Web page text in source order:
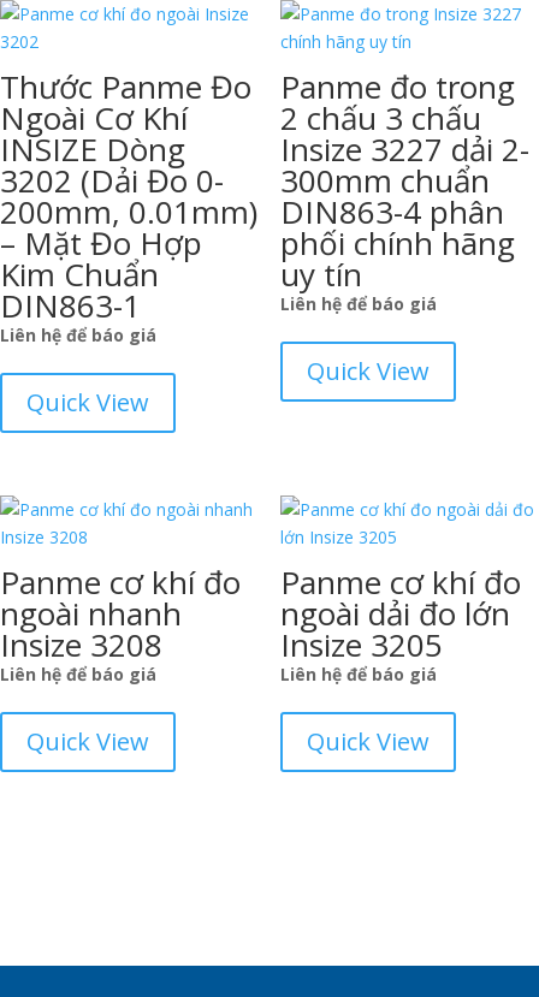
Thước Panme Đo
Ngoài Cơ Khí
INSIZE Dòng
3202 (Dải Đo 0-
200mm, 0.01mm)
– Mặt Đo Hợp
Kim Chuẩn
DIN863-1
Liên hệ để báo giá
Quick View
Panme đo trong
2 chấu 3 chấu
Insize 3227 dải 2-
300mm chuẩn
DIN863-4 phân
phối chính hãng
uy tín
Liên hệ để báo giá
Quick View
Panme cơ khí đo
ngoài nhanh
Insize 3208
Liên hệ để báo giá
Quick View
Panme cơ khí đo
ngoài dải đo lớn
Insize 3205
Liên hệ để báo giá
Quick View